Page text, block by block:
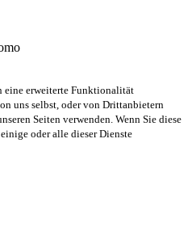
eine erweiterte Funktionalität
uns selbst, oder von Drittanbietern
Seiten verwenden. Wenn Sie diese
oder alle dieser Dienste